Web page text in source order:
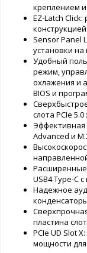
креплением
EZ-Latch
конструкцией.
Sensor Panel
установки на
Удобный
режим,
охлажения и
BIOS и
слота PCIe 5.0
Эффективная
Advanced и
USB4 Type-C
Надежное
пластина
PCIe UD Slot
мощности